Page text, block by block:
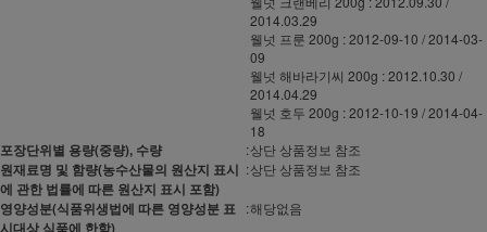
2014.03.29
웰넛 프룬 200g : 2012-09-10 / 2014-03-
09
웰넛 해바라기씨 200g : 2012.10.30 /
2014.04.29
웰넛 호두 200g : 2012-10-19 / 2014-04-
18
포장단위별 용량(중량), 수량 :상단 상품정보 참조
원재료명 및 함량(농수산물의 원산지 표시
에 관한 법률에 따른 원산지 표시 포함)
:상단 상품정보 참조
영양성분(식품위생법에 따른 영양성분 표
시대상 식품에 한함)
:해당없음